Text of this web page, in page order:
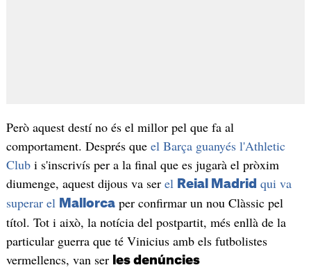
Però aquest destí no és el millor pel que fa al
comportament. Després que el Barça guanyés l'Athletic
Clubi s'inscrivís per a la final que es jugarà el pròxim
diumenge, aquest dijous va ser el Reial Madrid qui va
superar el Mallorcaper confirmar un nou Clàssic pel
títol. Tot i això, la notícia del postpartit, més enllà de la
particular guerra que té Vinicius amb els futbolistes
vermellencs, van ser les denúncies